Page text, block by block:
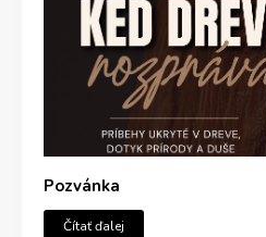
Pozvánka
Čítať ďalej